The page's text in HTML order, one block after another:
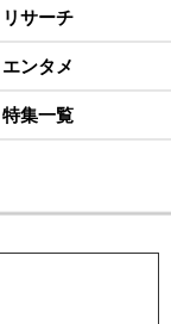
リサーチ
エンタメ
特集一覧